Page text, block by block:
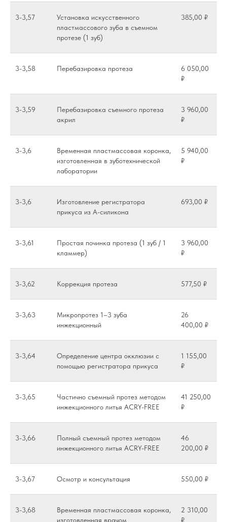
3-3,57
Установка искусственного
пластмассового зуба в съемном
протезе (1 зуб)
385,00 ₽
3-3,58 Перебазировка протеза
6 050,00
₽
3-3,59
Перебазировка съемного протеза
акрил
3 960,00
₽
3-3,6
Временная пластмассовая коронка,
изготовленная в зуботехнической
лаборатории
5 940,00
₽
3-3,6
Изготовление регистратора
прикуса из А-силикона
693,00 ₽
3-3,61
Простая починка протеза (1 зуб / 1
кламмер)
3 960,00
₽
3-3,62 Коррекция протеза 577,50 ₽
3-3,63
Микропротез 1–3 зуба
инжекционный
26
400,00 ₽
3-3,64
Определение центра окклюзии с
помощью регистратора прикуса
1 155,00
₽
3-3,65
Частично съемный протез методом
инжекционного литья ACRY-FREE
41 250,00
₽
3-3,66
Полный съемный протез методом
инжекционного литья ACRY-FREE
46
200,00 ₽
3-3,67 Осмотр и консультация 550,00 ₽
3-3,68
Временная пластмассовая коронка,
изготовленная врачом
2 310,00
₽